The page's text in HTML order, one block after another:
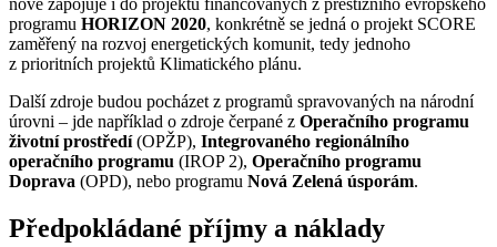
nově zapojuje i do projektů financovaných z prestižního evropského
programu HORIZON 2020, konkrétně se jedná o projekt SCORE
zaměřený na rozvoj energetických komunit, tedy jednoho
z prioritních projektů Klimatického plánu.
Další zdroje budou pocházet z programů spravovaných na národní
úrovni – jde například o zdroje čerpané z Operačního programu
životní prostředí(OPŽP), Integrovaného regionálního
operačního programu (IROP 2), Operačního programu
Doprava (OPD), nebo programu Nová Zelená úsporám.
Předpokládané příjmy a náklady